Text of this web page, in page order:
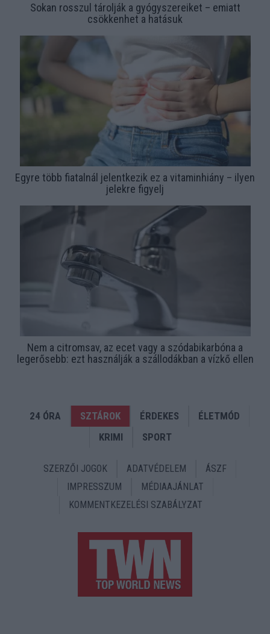
Sokan rosszul tárolják a gyógyszereiket – emiatt
csökkenhet a hatásuk
Egyre több fiatalnál jelentkezik ez a vitaminhiány – ilyen
jelekre figyelj
Nem a citromsav, az ecet vagy a szódabikarbóna a
legerősebb: ezt használják a szállodákban a vízkő ellen
24 ÓRA SZTÁROK ÉRDEKES
ÉLETMÓD
KRIMI
SPORT
SZERZŐI JOGOK ADATVÉDELEM
ÁSZF
IMPRESSZUM
MÉDIAAJÁNLAT
KOMMENTKEZELÉSI SZABÁLYZAT